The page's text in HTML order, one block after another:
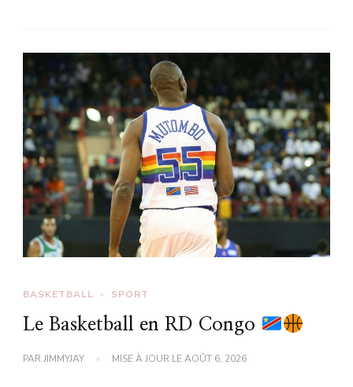
BASKETBALL SPORT
Le Basketball en RD Congo
PARJIMMYJAY MISE À JOUR LEAOÛT 6, 2026